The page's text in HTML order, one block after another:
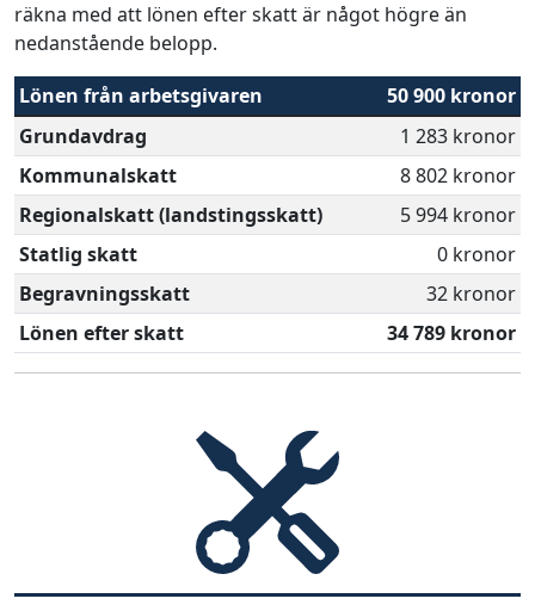
räkna med att lönen efter skatt är något högre än
nedanstående belopp.
Lönen från arbetsgivaren
50 900 kronor
Grundavdrag
1 283 kronor
Kommunalskatt
8 802 kronor
Regionalskatt (landstingsskatt)
5 994 kronor
Statlig skatt
0 kronor
Begravningsskatt
32 kronor
Lönen efter skatt
34 789 kronor